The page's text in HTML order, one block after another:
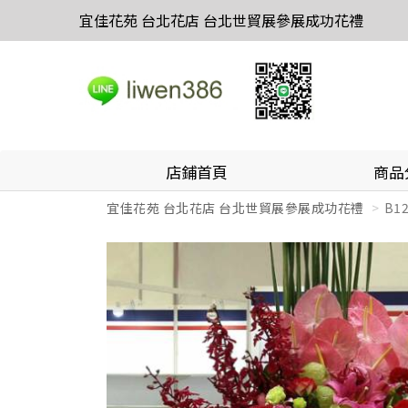
宜佳花苑 台北花店 台北世貿展參展成功花禮
店鋪首頁 商
宜佳花苑 台北花店 台北世貿展參展成功花禮